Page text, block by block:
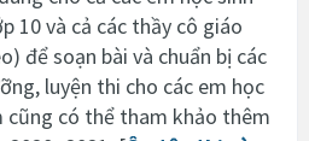
10 và cả các thầy cô giáo
để soạn bài và chuẩn bị các
luyện thi cho các em học
cũng có thể tham khảo thêm